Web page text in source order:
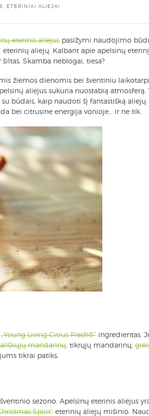
ETERINIAI ALIEJAI
eterinis aliejus pasižymi naudojimo
eterinių aliejų. Kalbant apie apelsinų eterinį
Skamba neblogai, tiesa?
žiemos dienomis bei šventiniu
aliejus sukuria nuostabią atmosferą.
būdais, kaip naudoti šį fantastišką aliejų.
bei citrusine energija vonioje… ir ne tik.
„Young Living Citrus Fresh®“ ingredientas.
mandarinų , tikrųjų mandarinų,
tikrai patiks.
sezono. Apelsinų eterinis aliejus
Spirit“ eterinių aliejų mišinio.